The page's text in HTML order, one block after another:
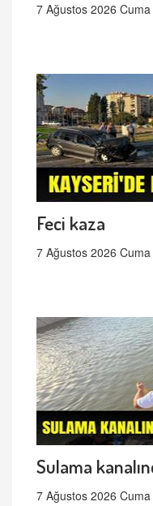
7 Ağustos 2026 Cuma
Feci kaza
7 Ağustos 2026 Cuma
Sulama
7 Ağustos 2026 Cuma